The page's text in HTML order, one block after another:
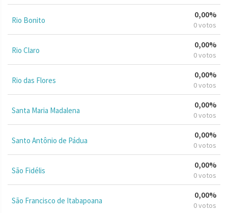
Rio Bonito
0,00%
0 votos
Rio Claro
0,00%
0 votos
Rio das Flores
0,00%
0 votos
Santa Maria Madalena
0,00%
0 votos
Santo Antônio de Pádua
0,00%
0 votos
São Fidélis
0,00%
0 votos
São Francisco de Itabapoana
0,00%
0 votos